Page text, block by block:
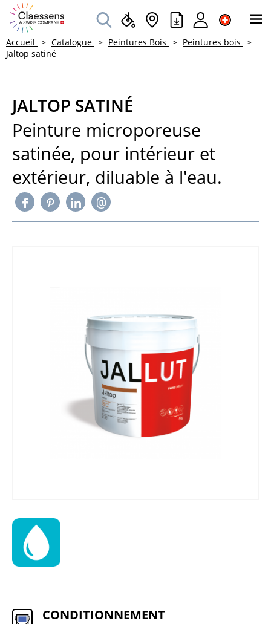
Accueil Catalogue Peintures Bois
Peintures bois
Jaltop satiné
JALTOP SATINÉ
Peinture microporeuse
satinée, pour intérieur et
extérieur, diluable à l'eau.
CONDITIONNEMENT